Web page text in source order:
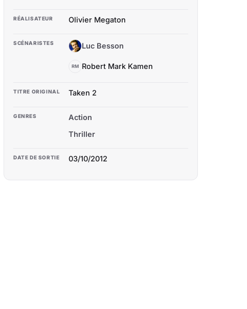
RÉALISATEUR Olivier Megaton
SCÉNARISTES LB Luc Besson
RM Robert Mark Kamen
TITRE ORIGINAL Taken 2
GENRES
Action
Thriller
DATE DE SORTIE 03/10/2012